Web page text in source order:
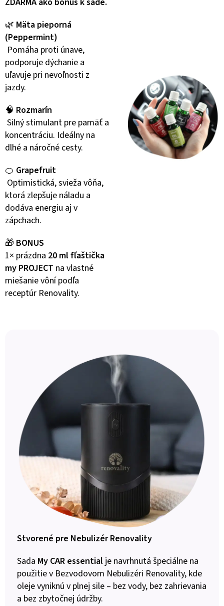
🌿 Mäta pieporná
(Peppermint)
Pomáha proti únave,
podporuje dýchanie a
uľavuje pri nevoľnosti z
jazdy.
🧠 Rozmarín
Silný stimulant pre pamäť a
koncentráciu. Ideálny na
dlhé a náročné cesty.
🍊 Grapefruit
Optimistická, svieža vôňa,
ktorá zlepšuje náladu a
dodáva energiu aj v
zápchach.
🎁 BONUS
1× prázdna 20 ml fľaštička
my PROJECT na vlastné
miešanie vôní podľa
receptúr Renovality.
Stvorené pre Nebulizér Renovality
Sada My CAR essential je navrhnutá špeciálne na
použitie v Bezvodovom Nebulizéri Renovality, kde
oleje vyniknú v plnej sile – bez vody, bez zahrievania
a bez zbytočnej údržby.